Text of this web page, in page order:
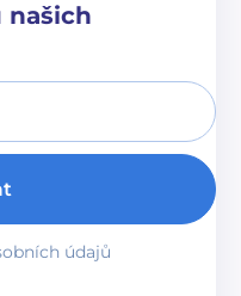
našich
údajů